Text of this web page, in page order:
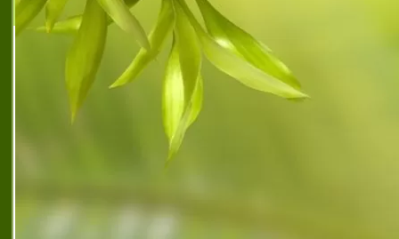
Ресторант при майстор Неджо
Турски ресторант "При майстор Неджо" е
едно прекрасно и уютно местенце за
любителите на вкусната и разнообразна
храна. Отварил врати, за да посрещне
своите гости и им предложи уют, топлина,
вкусни турски ястия на магистрала тракия
турски ястия на магистрала тракия
ресторант на магистрала тракия
ресторант с турска кухня